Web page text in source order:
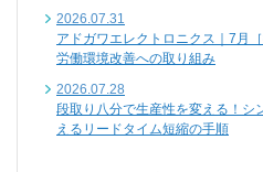
2026.07.31
アドガワエレクトロニクス｜7月
労働環境改善への取り組み
2026.07.28
段取り八分で生産性を変える！シ
えるリードタイム短縮の手順